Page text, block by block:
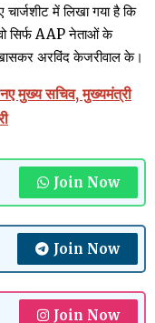
में लिखा गया है कि
सिर्फ AAP नेताओं के
अरविंद केजरीवाल के।
मुख्य सचिव, मुख्यमंत्री
Join Now
Join Now
Join Now